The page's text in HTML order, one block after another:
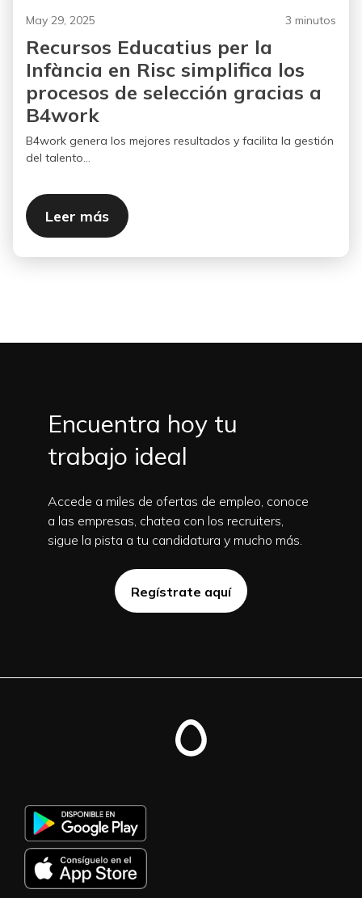
May 29, 2025 3 minutos
Recursos Educatius per la
Infància en Risc simplifica los
procesos de selección gracias a
B4work
B4work genera los mejores resultados y facilita la gestión
del talento...
Leer más
Encuentra hoy tu
trabajo ideal
Accede a miles de ofertas de empleo, conoce
a las empresas, chatea con los recruiters,
sigue la pista a tu candidatura y mucho más.
Regístrate aquí